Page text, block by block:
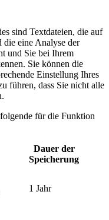
sind Textdateien, die auf
die eine Analyse der
und Sie bei Ihrem
Sie können die
Einstellung Ihres
führen, dass Sie nicht alle
für die Funktion
Dauer der
Speicherung
1 Jahr